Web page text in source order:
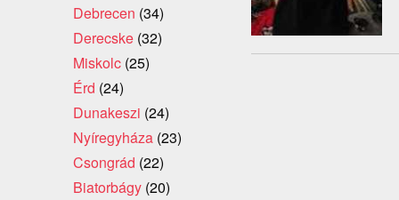
Debrecen (34)
Derecske (32)
Miskolc (25)
Érd (24)
Dunakeszi (24)
Nyíregyháza (23)
Csongrád (22)
Biatorbágy (20)